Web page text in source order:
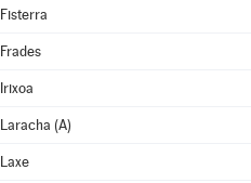
Fisterra
Frades
Irixoa
Laracha (A)
Laxe